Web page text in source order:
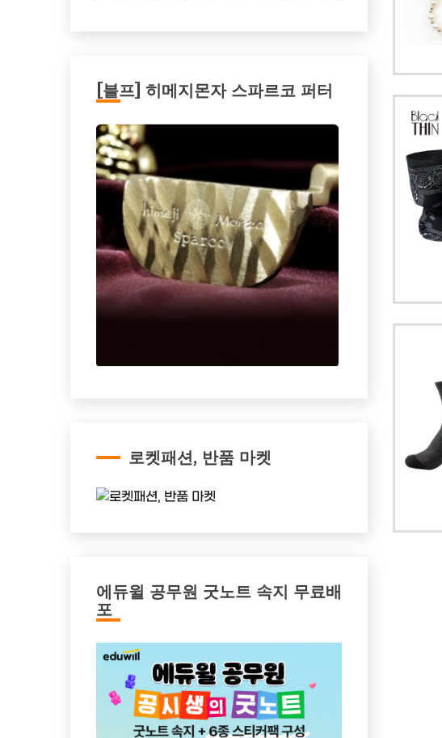
[블프] 히메지몬자 스파르코 퍼터
로켓패션, 반품 마켓
에듀윌 공무원 굿노트 속지 무료배
포